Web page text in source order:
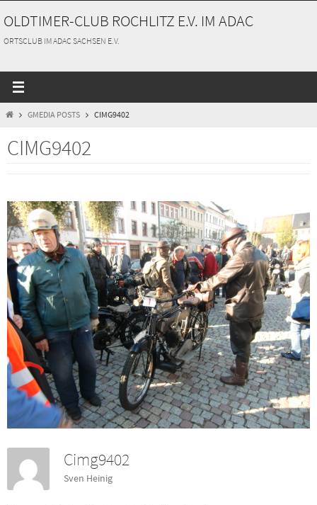
Inhalt
springen
OLDTIMER-CLUB ROCHLITZ E.V. IM ADAC
ORTSCLUB IM ADAC SACHSEN E.V.
STARTGMEDIA POSTS CIMG9402
CIMG9402
Cimg9402
Sven Heinig